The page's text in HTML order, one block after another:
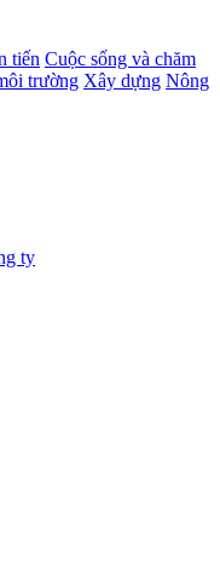
tiến Cuộc sống và chăm
trường Xây dựng Nông
ty